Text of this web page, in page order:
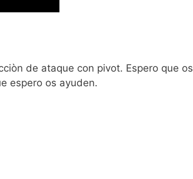
de ataque con pivot. Espero que os
espero os ayuden.